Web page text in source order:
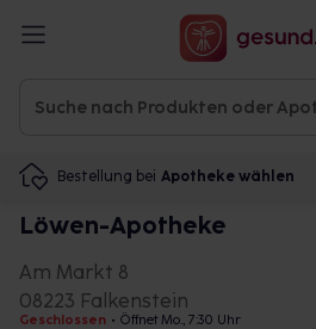
Bestellung bei Apotheke wählen
Löwen-Apotheke
Am Markt 8
08223 Falkenstein
Geschlossen • Öffnet Mo., 7:30 Uhr